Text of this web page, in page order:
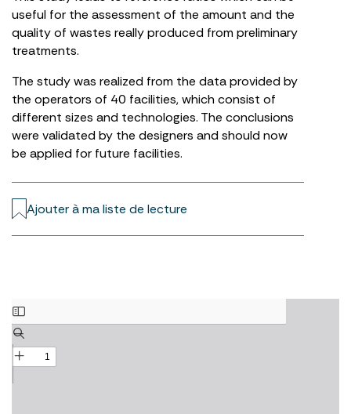
useful for the assessment of the amount and the
quality of wastes really produced from preliminary
treatments.
The study was realized from the data provided by
the operators of 40 facilities, which consist of
different sizes and technologies. The conclusions
were validated by the designers and should now
be applied for future facilities.
Ajouter à ma liste de lecture